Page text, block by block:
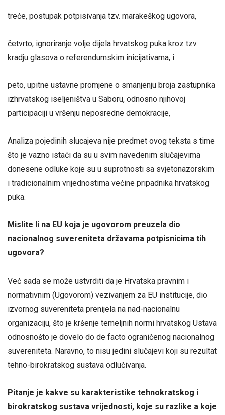
treće, postupak potpisivanja tzv. marakeškog ugovora,
četvrto, ignoriranje volje dijela hrvatskog puka kroz tzv.
kradju glasova o referendumskim inicijativama, i
peto, upitne ustavne promjene o smanjenju broja zastupnika
izhrvatskog iseljeništva u Saboru, odnosno njihovoj
participaciji u vršenju neposredne demokracije,
Analiza pojedinih slucajeva nije predmet ovog teksta s time
što je vazno istaći da su u svim navedenim slučajevima
donesene odluke koje su u suprotnosti sa svjetonazorskim
i tradicionalnim vrijednostima većine pripadnika hrvatskog
puka.
Mislite li na EU koja je ugovorom preuzela dio
nacionalnog suvereniteta državama potpisnicima tih
ugovora?
Već sada se može ustvrditi da je Hrvatska pravnim i
normativnim (Ugovorom) vezivanjem za EU institucije, dio
izvornog suvereniteta prenijela na nad-nacionalnu
organizaciju, što je kršenje temeljnih normi hrvatskog Ustava
odnosnošto je dovelo do de facto ograničenog nacionalnog
suvereniteta. Naravno, to nisu jedini slučajevi koji su rezultat
tehno-birokratskog sustava odlučivanja.
Pitanje je kakve su karakteristike tehnokratskog i
birokratskog sustava vrijednosti, koje su razlike a koje